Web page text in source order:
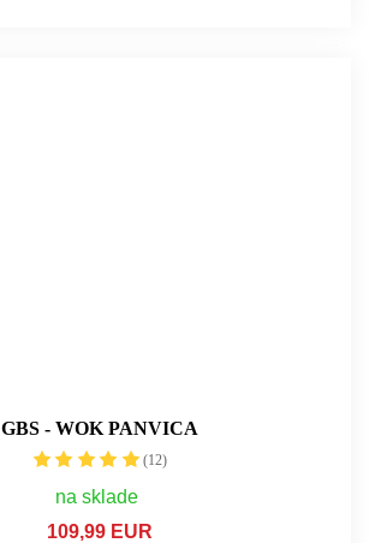
GBS - WOK PANVICA
(12)
na sklade
109,99 EUR